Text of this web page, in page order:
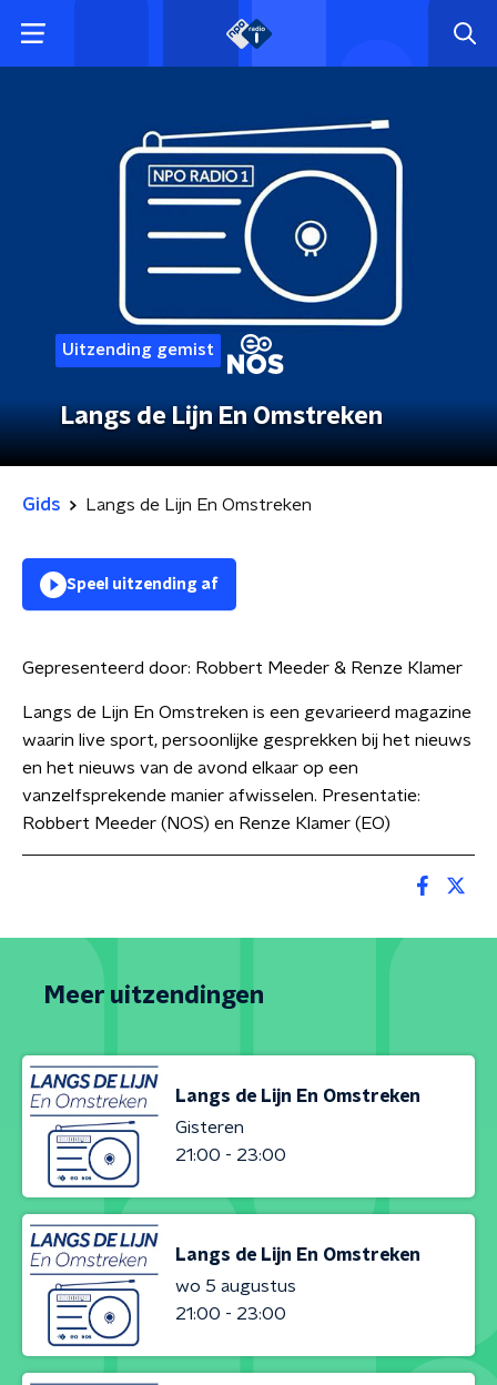
Uitzending gemist
Langs de Lijn En Omstreken
Gids Langs de Lijn En Omstreken
Speel uitzending af
Gepresenteerd door: Robbert Meeder & Renze Klamer
Langs de Lijn En Omstreken is een gevarieerd magazine
waarin live sport, persoonlijke gesprekken bij het nieuws
en het nieuws van de avond elkaar op een
vanzelfsprekende manier afwisselen. Presentatie:
Robbert Meeder (NOS) en Renze Klamer (EO)
Meer uitzendingen
Langs de Lijn En Omstreken
Gisteren
21:00 - 23:00
Langs de Lijn En Omstreken
wo 5 augustus
21:00 - 23:00